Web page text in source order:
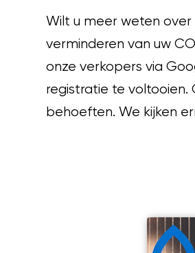
Wilt u meer weten
verminderen van uw
onze verkopers via
registratie te voltooien.
behoeften. We kijken